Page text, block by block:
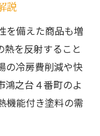
のチェックポ
有の注意点
心できる選び
料の選び方
要点まとめ
説
を備えた商品も増
熱を反射すること
の冷房費削減や快
鴻之台４番町のよ
機能付き塗料の需